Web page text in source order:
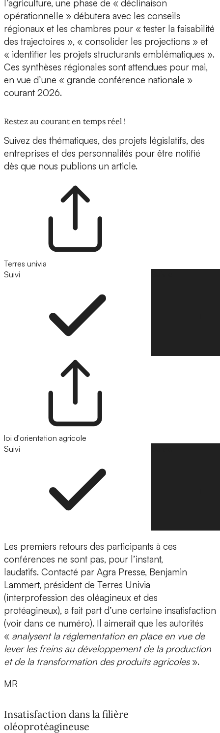
l’agriculture, une phase de « déclinaison
opérationnelle » débutera avec les conseils
régionaux et les chambres pour « tester la faisabilité
des trajectoires », « consolider les projections » et
« identifier les projets structurants emblématiques ».
Ces synthèses régionales sont attendues pour mai,
en vue d’une « grande conférence nationale »
courant 2026.
Restez au courant en temps réel !
Suivez des thématiques, des projets législatifs, des
entreprises et des personnalités pour être notifié
dès que nous publions un article.
Terres univia
Suivi
loi d'orientation agricole
Suivi
Les premiers retours des participants à ces
conférences ne sont pas, pour l’instant,
laudatifs. Contacté par Agra Presse, Benjamin
Lammert, président de Terres Univia
(interprofession des oléagineux et des
protéagineux), a fait part d’une certaine insatisfaction
(voir dans ce numéro). Il aimerait que les autorités
« analysent la réglementation en place en vue de
lever les freins au développement de la production
et de la transformation des produits agricoles ».
MR
Insatisfaction dans la filière
oléoprotéagineuse